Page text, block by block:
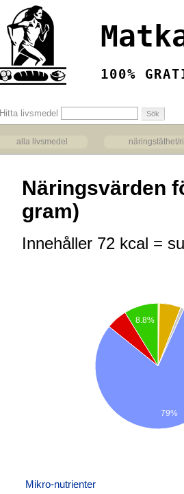
100%
Hitta livsmedel
alla livsmedel näringstäthet/
Näringsvärden
gram)
Innehåller 72 kcal =
8.8%
79%
Mikro-nutrienter